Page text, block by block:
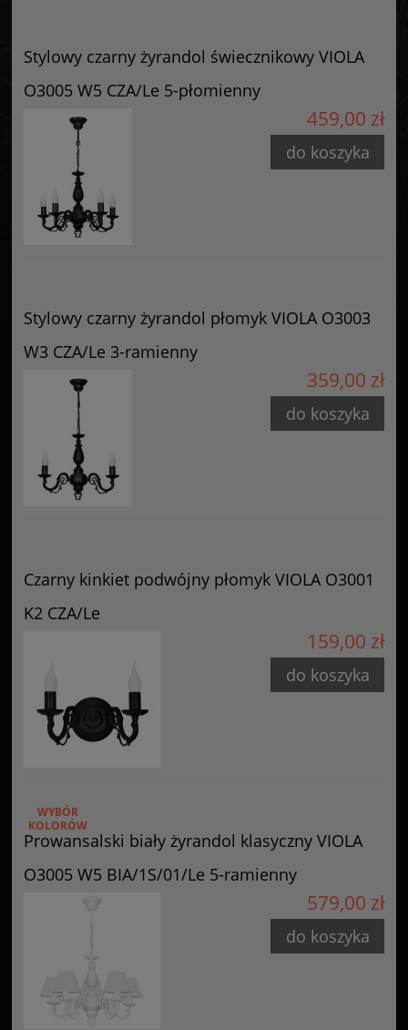
Stylowy czarny żyrandol świecznikowy VIOLA
O3005 W5 CZA/Le 5-płomienny
459,00 zł
do koszyka
Stylowy czarny żyrandol płomyk VIOLA O3003
W3 CZA/Le 3-ramienny
359,00 zł
do koszyka
Czarny kinkiet podwójny płomyk VIOLA O3001
K2 CZA/Le
159,00 zł
do koszyka
Prowansalski biały żyrandol klasyczny VIOLA
O3005 W5 BIA/1S/01/Le 5-ramienny
WYBÓR
KOLORÓW
579,00 zł
do koszyka